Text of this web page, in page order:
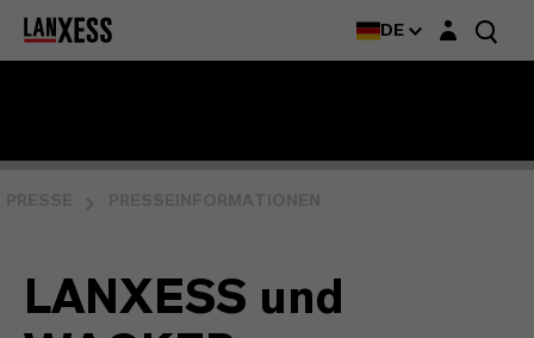
DE Login-Maske
LANXESS und